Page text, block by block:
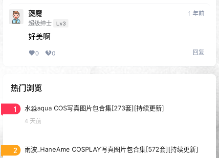
夔魔
超级绅士 Lv3
1 年前
好美啊
0 0 回复
热门浏览
1 水淼aqua COS写真图片包合集[273套][持续更新]
4 天前
2 雨波_HaneAme COSPLAY写真图片包合集[572套][持续更新]